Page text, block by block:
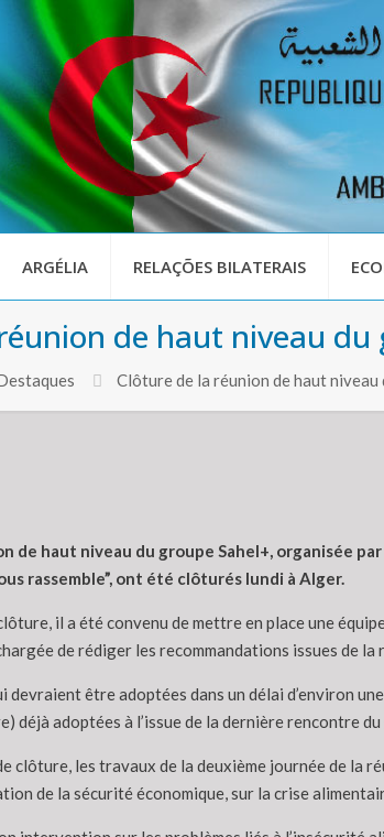
ARGÉLIA RELAÇÕES BILATERAIS
de haut niveau du
Clôture de la réunion de haut
de haut niveau du groupe Sahel+, organisée
rassemble”, ont été clôturés lundi à Alger.
il a été convenu de mettre en place une
de rédiger les recommandations issues de la
devraient être adoptées dans un délai d’environ
déjà adoptées à l’issue de la dernière rencontre
clôture, les travaux de la deuxième journée de la
de la sécurité économique, sur la crise